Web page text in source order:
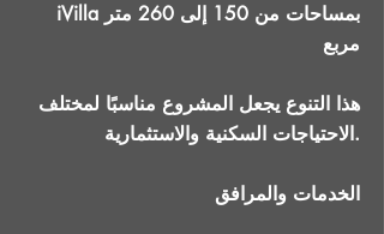
iVilla بمساحات من 150 إلى 260 متر
مربع
هذا التنوع يجعل المشروع مناسبًا لمختلف
الاحتياجات السكنية والاستثمارية.
الخدمات والمرافق